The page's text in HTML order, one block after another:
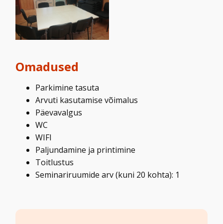
Omadused
Parkimine tasuta
Arvuti kasutamise võimalus
Päevavalgus
WC
WIFI
Paljundamine ja printimine
Toitlustus
Seminariruumide arv (kuni 20 kohta): 1